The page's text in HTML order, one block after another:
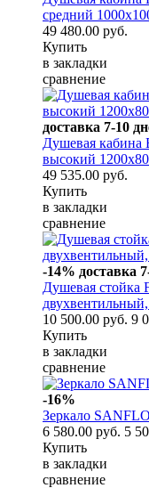
средний
49 480.00 руб.
Купить
в закладки
сравнение
доставка 7-10
Душевая кабина
высокий
49 535.00 руб.
Купить
в закладки
сравнение
-14% доставка
Душевая стойка
10 500.00 руб. 9
Купить
в закладки
сравнение
-16%
Зеркало
6 580.00 руб. 5
Купить
в закладки
сравнение